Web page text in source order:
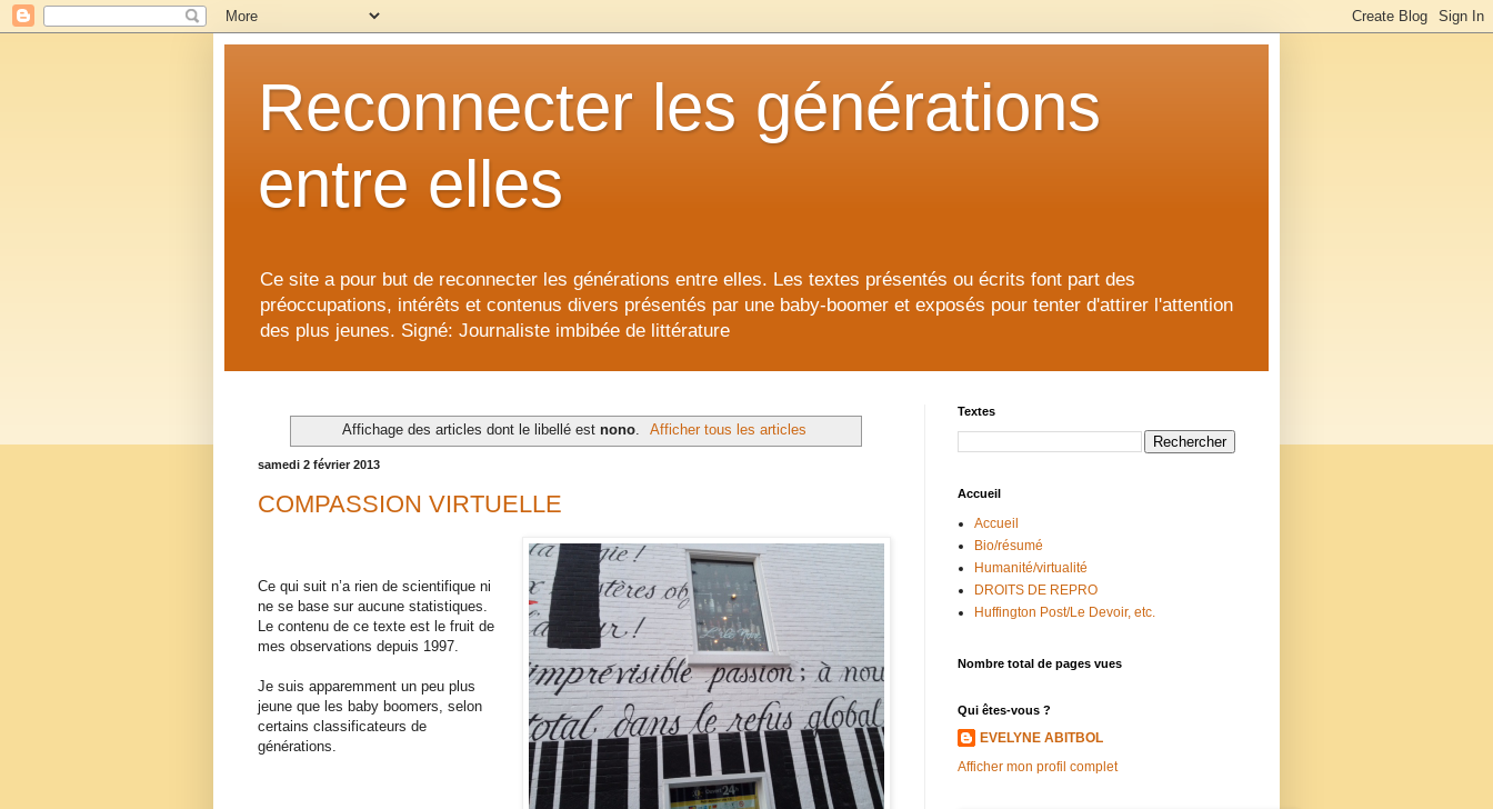
Reconnecter les générations
entre elles
Ce site a pour but de reconnecter les générations entre elles. Les textes présentés ou écrits font part des
préoccupations, intérêts et contenus divers présentés par une baby-boomer et exposés pour tenter d'attirer l'attention
des plus jeunes. Signé: Journaliste imbibée de littérature
Affichage des articles dont le libellé est nono. Afficher tous les articles
samedi 2 février 2013
COMPASSION VIRTUELLE
Ce qui suit n’a rien de scientifique ni
ne se base sur aucune statistiques.
Le contenu de ce texte est le fruit de
mes observations depuis 1997.
Je suis apparemment un peu plus
jeune que les baby boomers, selon
certains classificateurs de
générations.
Textes
Accueil
Accueil
Bio/résumé
Humanité/virtualité
DROITS DE REPRO
Huffington Post/Le Devoir, etc.
Nombre total de pages vues
Qui êtes-vous ?
EVELYNE ABITBOL
Afficher mon profil complet